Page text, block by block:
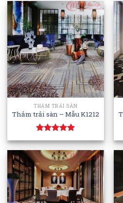
out
of 5
THẢM TRẢI SÀN
Thảm trải sàn – Mẫu K1212
Rated5.00
out of 5